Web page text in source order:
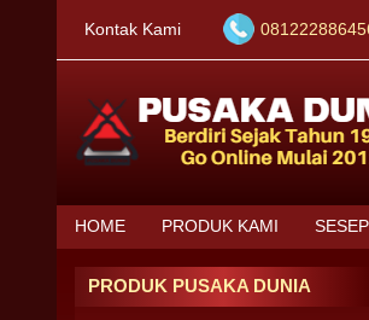
Kontak Kami
HOME PRODUK KAMI
PRODUK PUSAKA DUNIA